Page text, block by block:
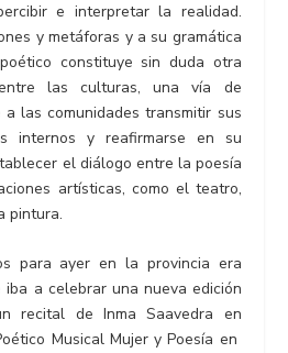
e interpretar la realidad.
y metáforas y a su gramática
constituye sin duda otra
las culturas, una vía de
las comunidades transmitir sus
internos y reafirmarse en su
el diálogo entre la poesía
artísticas, como el teatro,
pintura.
para ayer en la provincia era
a celebrar una nueva edición
recital de Inma Saavedra en
Musical Mujer y Poesía en